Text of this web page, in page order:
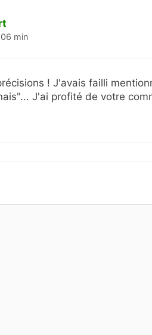
min
! J'avais failli
J'ai profité de votre